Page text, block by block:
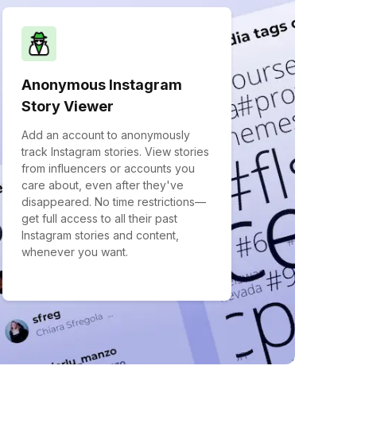
Anonymous Instagram
Story Viewer
Add an account to anonymously
track Instagram stories. View stories
from influencers or accounts you
care about, even after they've
disappeared. No time restrictions—
get full access to all their past
Instagram stories and content,
whenever you want.